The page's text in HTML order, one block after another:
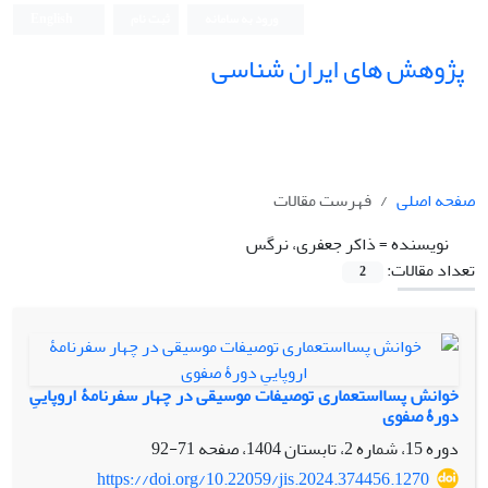
پژوهش های ایران شناسی
صفحه اصلی
فهرست مقالات
نویسنده =ذاکر جعفری، نرگس
تعداد مقالات:
2
خوانش پسااستعماری توصیفات موسیقی در چهار سفرنامۀ اروپاییِ
دورۀ صفوی
دوره 15، شماره 2، تابستان 1404، صفحه
71-92
https://doi.org/10.22059/jis.2024.374456.1270